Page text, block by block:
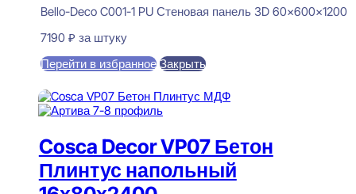
Bello-Deco C001-1 PU Стеновая панель 3D 60x600x1200
7190 ₽ за штуку
Перейти в избранное Закрыть
Cosca Decor VP07 Бетон
Плинтус напольный